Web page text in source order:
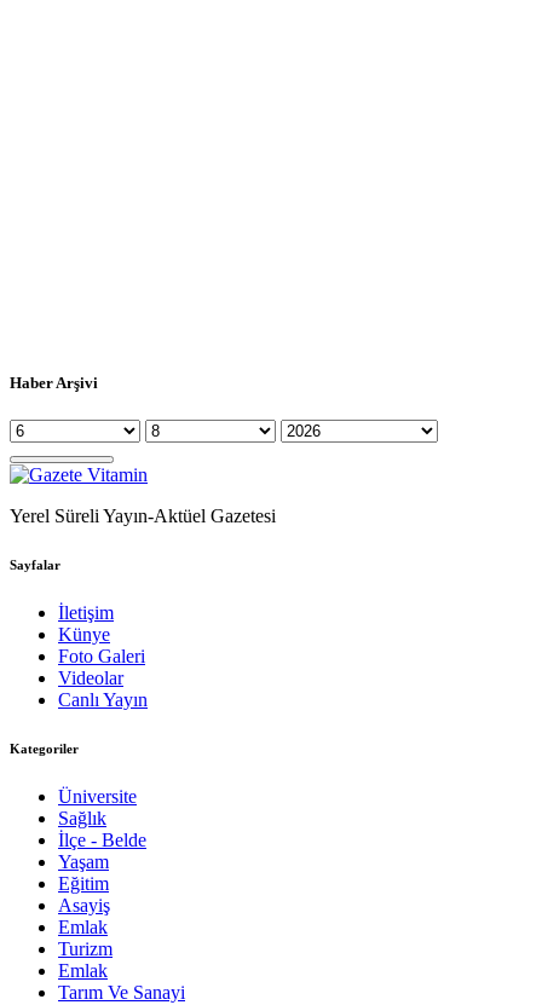
Haber Arşivi
Yerel Süreli Yayın-Aktüel Gazetesi
Sayfalar
İletişim
Künye
Foto Galeri
Videolar
Canlı Yayın
Kategoriler
Üniversite
Sağlık
İlçe - Belde
Yaşam
Eğitim
Asayiş
Emlak
Turizm
Emlak
Tarım Ve Sanayi